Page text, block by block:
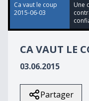
10
seconds
Ca vaut le coup
2015-06-03
Une
CA VAUT LE
03.06.2015
Partager